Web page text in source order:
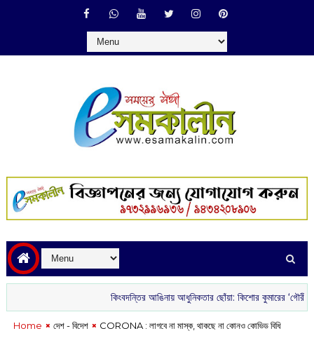
কিংবদন্তির আঙিনায় আধুনিকতার ছোঁয়া: কিশোর কুমারের ‘গৌরী কুঞ্জ’ থেকে
Home দেশ - বিদেশ CORONA : ‌লাগবে না মাস্ক, থাকছে না কোনও কোভিড বিধি